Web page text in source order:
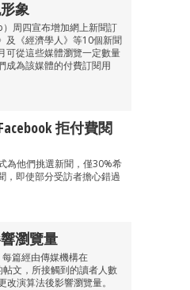
象
周四宣布增加網上新聞訂
及《經濟學人》等10個新聞
可從這些媒體瀏覽一定數量
成為該媒體的付費訂閱用
拒付費閱
為他們挑選新聞，僅30%希
，即使部分受訪者擔心錯過
瀏覽量
篇經由傳媒機構在
文，所接觸到的讀者人數
演算法後影響瀏覽量。